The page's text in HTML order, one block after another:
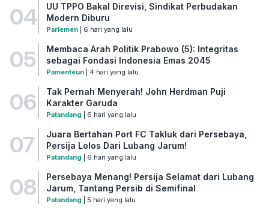
04
UU TPPO Bakal Direvisi, Sindikat Perbudakan
Modern Diburu
Parlemen| 6 hari yang lalu
05
Membaca Arah Politik Prabowo (5): Integritas
sebagai Fondasi Indonesia Emas 2045
Pamenteun| 4 hari yang lalu
06
Tak Pernah Menyerah! John Herdman Puji
Karakter Garuda
Patandang | 6 hari yang lalu
07
Juara Bertahan Port FC Takluk dari Persebaya,
Persija Lolos Dari Lubang Jarum!
Patandang | 6 hari yang lalu
08
Persebaya Menang! Persija Selamat dari Lubang
Jarum, Tantang Persib di Semifinal
Patandang | 5 hari yang lalu